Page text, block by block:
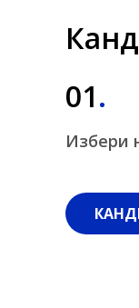
01.
Избери